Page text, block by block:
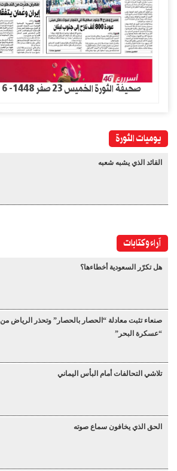
صحيفة الثورة الخميس 23 صفر 1448- 6 اغسطس 2026
يوميات الثورة
القائد الذي يشبه شعبه
آراء وكتابات
هل تكرّر السعودية أخطاءها؟
صنعاء تثبت معادلة “الحصار بالحصار” وتحذر الرياض من
“عسكرة البحر”
تلاشي التحالفات أمام البأس اليماني
الحق الذي يخافون سماع صوته